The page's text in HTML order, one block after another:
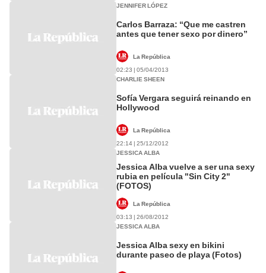
JENNIFER LÓPEZ
Carlos Barraza: “Que me castren
antes que tener sexo por dinero”
La República
02:23 | 05/04/2013
CHARLIE SHEEN
Sofía Vergara seguirá reinando en
Hollywood
La República
22:14 | 25/12/2012
JESSICA ALBA
Jessica Alba vuelve a ser una sexy
rubia en película "Sin City 2"
(FOTOS)
La República
03:13 | 26/08/2012
JESSICA ALBA
Jessica Alba sexy en bikini
durante paseo de playa (Fotos)